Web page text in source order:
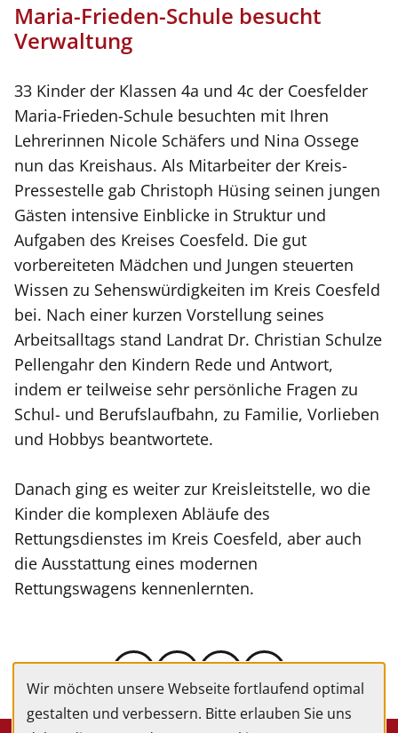
Maria-Frieden-Schule besucht
Verwaltung
33 Kinder der Klassen 4a und 4c der Coesfelder
Maria-Frieden-Schule besuchten mit Ihren
Lehrerinnen Nicole Schäfers und Nina Ossege
nun das Kreishaus. Als Mitarbeiter der Kreis-
Pressestelle gab Christoph Hüsing seinen jungen
Gästen intensive Einblicke in Struktur und
Aufgaben des Kreises Coesfeld. Die gut
vorbereiteten Mädchen und Jungen steuerten
Wissen zu Sehenswürdigkeiten im Kreis Coesfeld
bei. Nach einer kurzen Vorstellung seines
Arbeitsalltags stand Landrat Dr. Christian Schulze
Pellengahr den Kindern Rede und Antwort,
indem er teilweise sehr persönliche Fragen zu
Schul- und Berufslaufbahn, zu Familie, Vorlieben
und Hobbys beantwortete.
Danach ging es weiter zur Kreisleitstelle, wo die
Kinder die komplexen Abläufe des
Rettungsdienstes im Kreis Coesfeld, aber auch
die Ausstattung eines modernen
Rettungswagens kennenlernten.
Wir möchten unsere Webseite fortlaufend optimal
gestalten und verbessern. Bitte erlauben Sie uns